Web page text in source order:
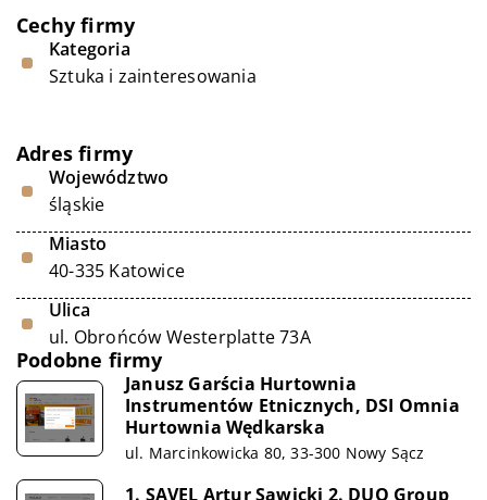
Cechy firmy
Kategoria
Sztuka i zainteresowania
Adres firmy
Województwo
śląskie
Miasto
40-335 Katowice
Ulica
ul. Obrońców Westerplatte 73A
Podobne firmy
Janusz Garścia Hurtownia
Instrumentów Etnicznych, DSI Omnia
Hurtownia Wędkarska
ul. Marcinkowicka 80, 33-300 Nowy Sącz
1. SAVEL Artur Sawicki 2. DUO Group